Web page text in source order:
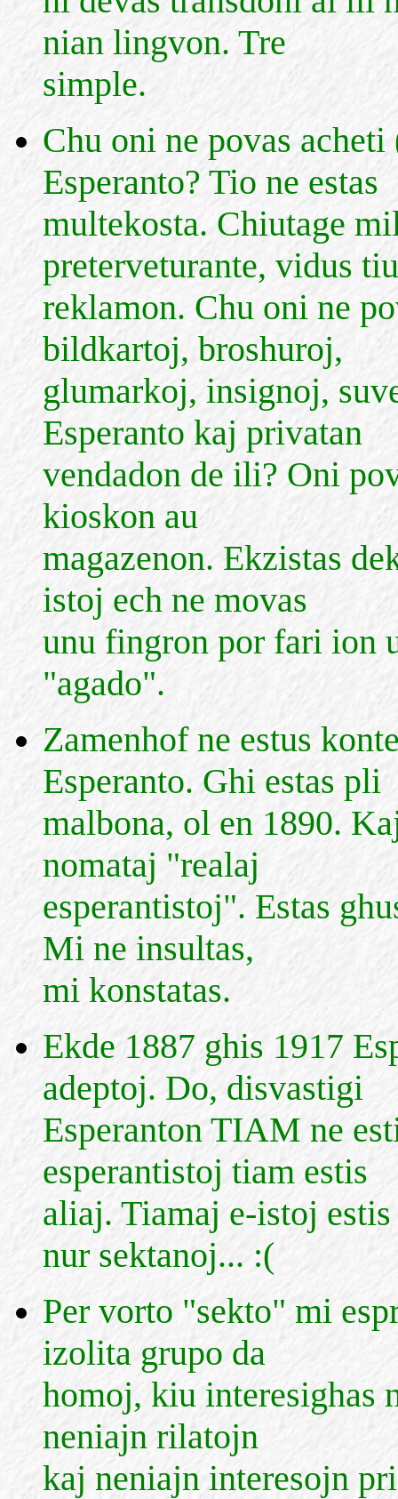
nian lingvon. Tre
simple.
Chu oni ne povas
Esperanto? Tio ne estas
multekosta. Chiutage
preterveturante, vidus
reklamon. Chu oni ne
bildkartoj, broshuroj,
glumarkoj, insignoj,
Esperanto kaj privatan
vendadon de ili? Oni
kioskon au
magazenon. Ekzistas
istoj ech ne movas
unu fingron por fari ion
"agado".
Zamenhof ne estus
Esperanto. Ghi estas pli
malbona, ol en 1890.
nomataj "realaj
esperantistoj". Estas
Mi ne insultas,
mi konstatas.
Ekde 1887 ghis 1917
adeptoj. Do, disvastigi
Esperanton TIAM ne
esperantistoj tiam estis
aliaj. Tiamaj e-istoj
nur sektanoj... :(
Per vorto "sekto" mi
izolita grupo da
homoj, kiu interesighas
neniajn rilatojn
kaj neniajn interesojn